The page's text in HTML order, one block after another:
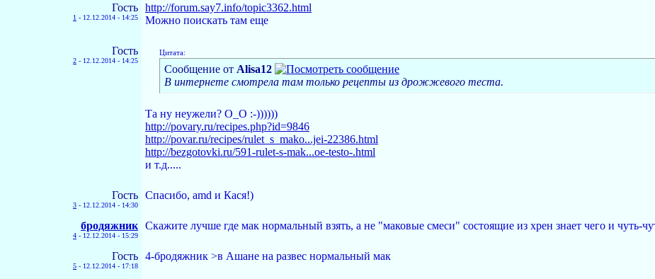
Гость
1 - 12.12.2014 - 14:25
http://forum.say7.info/topic3362.html
Можно поискать там еще
Гость
2 - 12.12.2014 - 14:25
Цитата:
Сообщение от Alisa12
В интернете смотрела там только рецепты из дрожжевого теста.
Та ну неужели? О_О :-))))))
http://povary.ru/recipes.php?id=9846
http://povar.ru/recipes/rulet_s_mako...jei-22386.html
http://bezgotovki.ru/591-rulet-s-mak...oe-testo-.html
и т.д.....
Гость
3 - 12.12.2014 - 14:30
Спасибо, amd и Кася!)
бродяжник
4 - 12.12.2014 - 15:29
Скажите лучше где мак нормальный взять, а не "маковые смеси" состоящие из хрен знает чего и чуть-
Гость
5 - 12.12.2014 - 17:18
4-бродяжник >в Ашане на развес нормальный мак